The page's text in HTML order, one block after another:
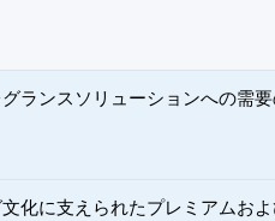
ランスソリューションへの需
化に支えられたプレミアムお